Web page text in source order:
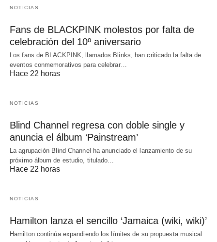
NOTICIAS
Fans de BLACKPINK molestos por falta de
celebración del 10º aniversario
Los fans de BLACKPINK, llamados Blinks, han criticado la falta de
eventos conmemorativos para celebrar…
Hace 22 horas
NOTICIAS
Blind Channel regresa con doble single y
anuncia el álbum ‘Painstream’
La agrupación Blind Channel ha anunciado el lanzamiento de su
próximo álbum de estudio, titulado…
Hace 22 horas
NOTICIAS
Hamilton lanza el sencillo ‘Jamaica (wiki, wiki)’
Hamilton continúa expandiendo los límites de su propuesta musical